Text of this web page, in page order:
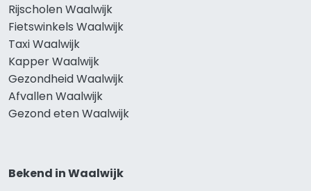
Rijscholen Waalwijk
Fietswinkels Waalwijk
Taxi Waalwijk
Kapper Waalwijk
Gezondheid Waalwijk
Afvallen Waalwijk
Gezond eten Waalwijk
Bekend in Waalwijk